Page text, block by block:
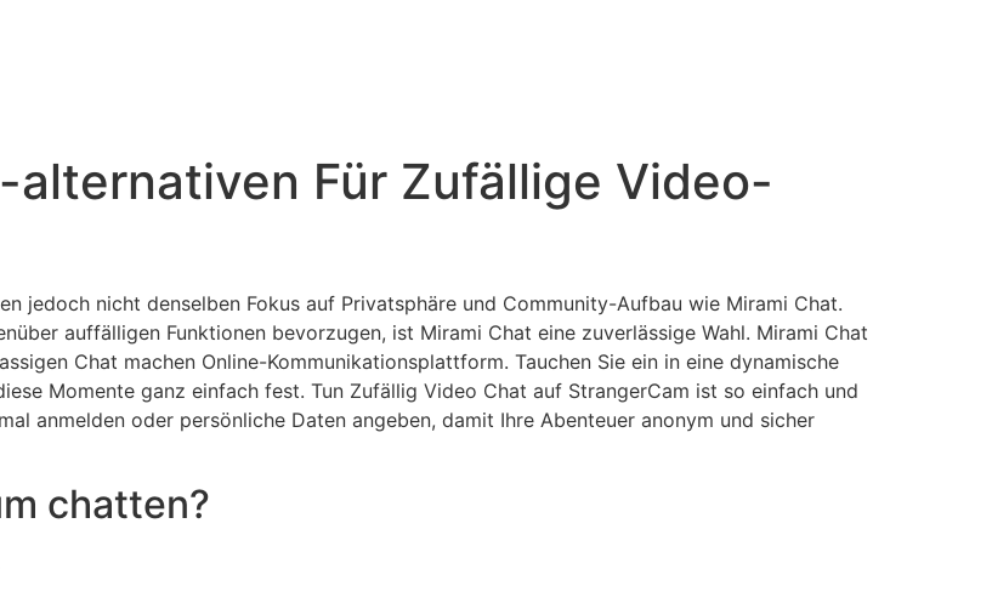
alternativen Für Zufällige Video-
jedoch nicht denselben Fokus auf Privatsphäre und Community-Aufbau wie Mirami Chat.
auffälligen Funktionen bevorzugen, ist Mirami Chat eine zuverlässige Wahl. Mirami Chat
Chat machen Online-Kommunikationsplattform. Tauchen Sie ein in eine dynamische
Momente ganz einfach fest. Tun Zufällig Video Chat auf StrangerCam ist so einfach und
anmelden oder persönliche Daten angeben, damit Ihre Abenteuer anonym und sicher
chatten?